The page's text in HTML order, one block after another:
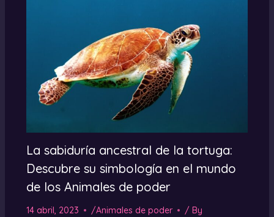
La sabiduría ancestral de la tortuga:
Descubre su simbología en el mundo
de los Animales de poder
14 abril, 2023 /Animales de poder
/ By